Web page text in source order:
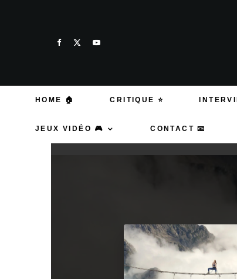
HOME 🏠 CRITIQUE ⭐
JEUX VIDÉO 🎮 CONTACT 📧